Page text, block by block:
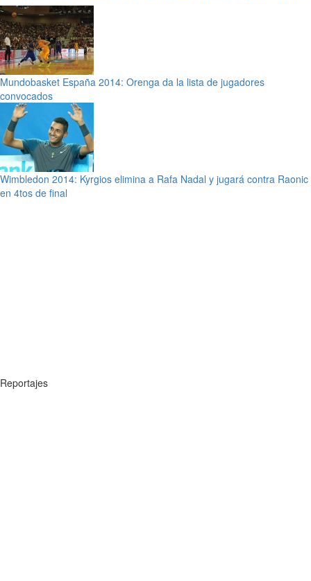
Mundobasket España 2014: Orenga da la lista de jugadores
convocados
Wimbledon 2014: Kyrgios elimina a Rafa Nadal y jugará contra Raonic
en 4tos de final
Reportajes